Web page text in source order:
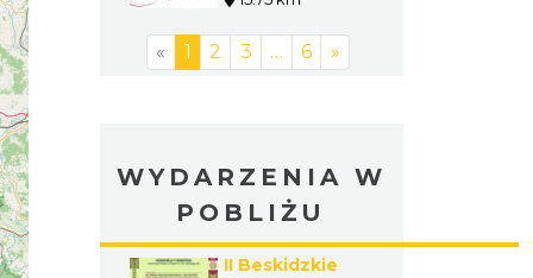
« 1 2 3 … 6 »
WYDARZENIA W
POBLIŻU
II Beskidzkie